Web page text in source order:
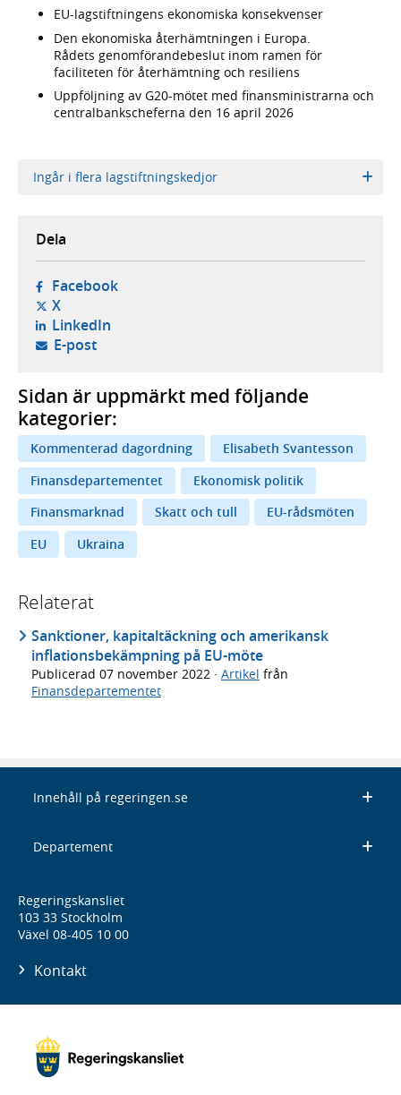
EU-lagstiftningens ekonomiska konsekvenser
Den ekonomiska återhämtningen i Europa.
Rådets genomförandebeslut inom ramen för
faciliteten för återhämtning och resiliens
Uppföljning av G20-mötet med finansministrarna och
centralbankscheferna den 16 april 2026
Ingår i flera lagstiftningskedjor
Dela
Facebook- öppnas i ny flik, extern webbplats,
X- öppnas i ny flik, extern webbplats,
LinkedIn- öppnas i ny flik, extern webbplats,
E-post- öppnar din e-postklient,
Sidan är uppmärkt med följande
kategorier:
Kommenterad dagordning
Elisabeth Svantesson
Finansdepartementet
Ekonomisk politik
Finansmarknad
Skatt och tull
EU-rådsmöten
EU
Ukraina
Relaterat
Sanktioner, kapitaltäckning och amerikansk
inflationsbekämpning på EU-möte
Publicerad 07 november 2022 · Artikel från
Finansdepartementet
Innehåll på regeringen.se
Departement
Regeringskansliet
103 33 Stockholm
Växel 08-405 10 00
Kontakt